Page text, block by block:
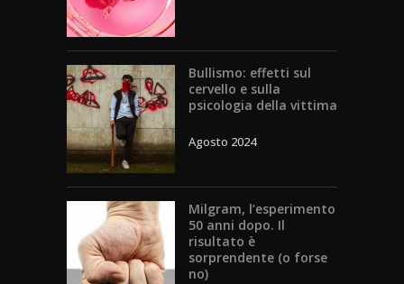
Bullismo: effetti sul
cervello e sulla
psicologia della vittima
Agosto 2024
Milgram, l’esperimento
50 anni dopo. Il
risultato è
sorprendente (o forse
no)